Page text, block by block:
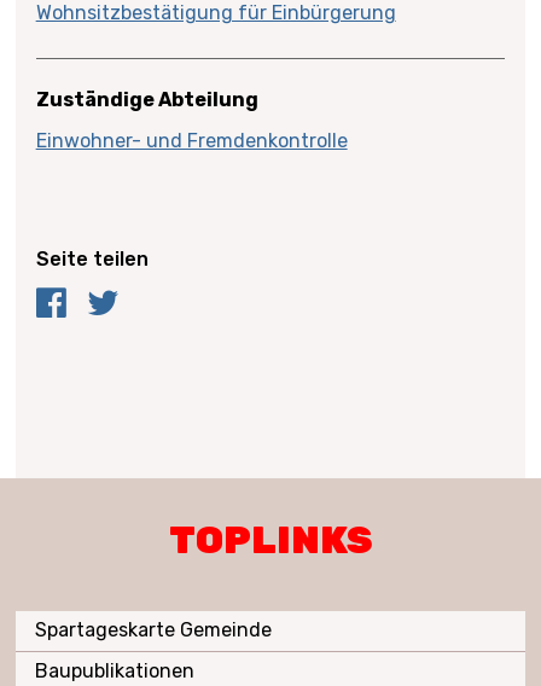
Wohnsitzbestätigung für Einbürgerung
Zuständige Abteilung
Einwohner- und Fremdenkontrolle
Seite teilen
Facebook
Twitter
TOPLINKS
Spartageskarte Gemeinde
Baupublikationen